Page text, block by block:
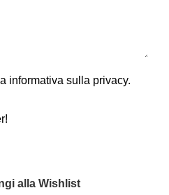
informativa sulla privacy.
alla Wishlist